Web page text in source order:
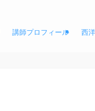
講師プロフィール 西